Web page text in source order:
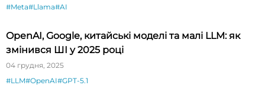
#Meta#Llama#AI
OpenAI, Google, китайські моделі та малі LLM: як
змінився ШІ у 2025 році
04 грудня, 2025
#LLM#OpenAI#GPT-5.1